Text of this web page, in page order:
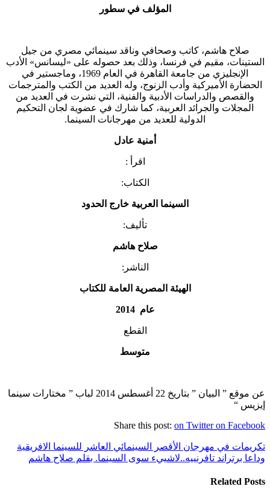
المؤلف في سطور
صلاح هاشم، كاتب وصحافي وناقد سينمائي مصري من جيل
الستينات، مقيم في فرنسا، وذلك بعد حصوله على «ليسانس» الأدب
الإنجليزي من جامعة القاهرة في العام 1969، وماجستير في
الحضارة الأميركية وأدب الزنوج، وله العديد من الكتب والمترجمات
والقصص والدراسات الأدبية والفنية، التي نشرت في العديد من
المجلات والجرائد العربية، كما شارك في عضوية لجان التحكيم
الدولية للعديد من مهرجانات السينما.
أمنية عادل
اقرأ :
الكتاب:
السينما العربية خارج الحدود
تأليف:
صلاح هاشم
الناشر:
الهيئة المصرية العامة للكتاب
عام 2014
القطع
متوسط
عن موقع ” البيان ” بتاريخ 22 أغسطس 2014 لباب ” مختارات سينما
إيزيس “
Share this post: on Twitter on Facebook
تكريمات في مهرجان الأقصر السينمائي العاشر للسينما الافريقية
وداعا برتراند تافرنييه..لاشييء سوى السينما. بقلم صلاح هاشم
Related Posts